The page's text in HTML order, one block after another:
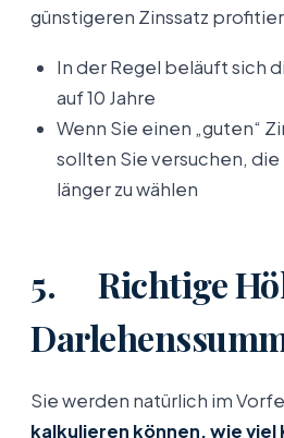
günstigeren Zinssatz
In der Regel beläuft sich
auf 10 Jahre
Wenn Sie einen „guten“
sollten Sie versuchen,
länger zu wählen
5. Richtige
Sie werden natürlich im
kalkulieren können, wie viel